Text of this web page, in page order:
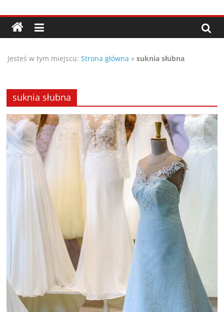
do
treści
Porady,
wskazówki
oraz
ciekawe
rady
–
poznaj
poradniki.
praktyczne
porady
Jesteś w tym miejscu: Strona główna »suknia słubna
suknia słubna